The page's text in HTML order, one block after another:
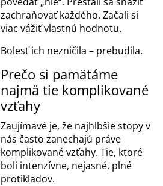
zachraňovať každého. Začali si
viac vážiť vlastnú hodnotu.
Bolesť ich nezničila – prebudila.
Prečo si pamätáme
najmä tie komplikované
vzťahy
Zaujímavé je, že najhlbšie stopy v
nás často zanechajú práve
komplikované vzťahy. Tie, ktoré
boli intenzívne, nejasné, plné
protikladov.